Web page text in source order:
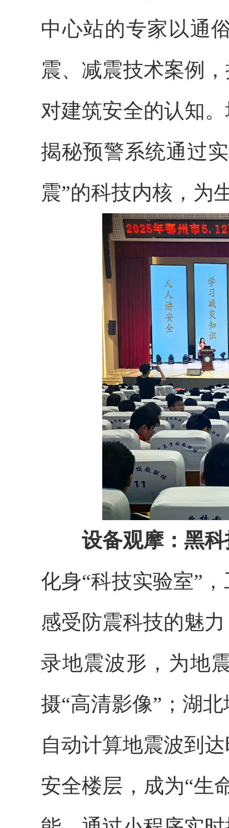
中心站的专家以通
震、减震技术案例
对建筑安全的认知
揭秘预警系统通过
震”的科技内核，为
设备观摩：黑
化身“科技实验室”
感受防震科技的魅
录地震波形，为地
摄“高清影像”；湖
自动计算地震波到
安全楼层，成为“生